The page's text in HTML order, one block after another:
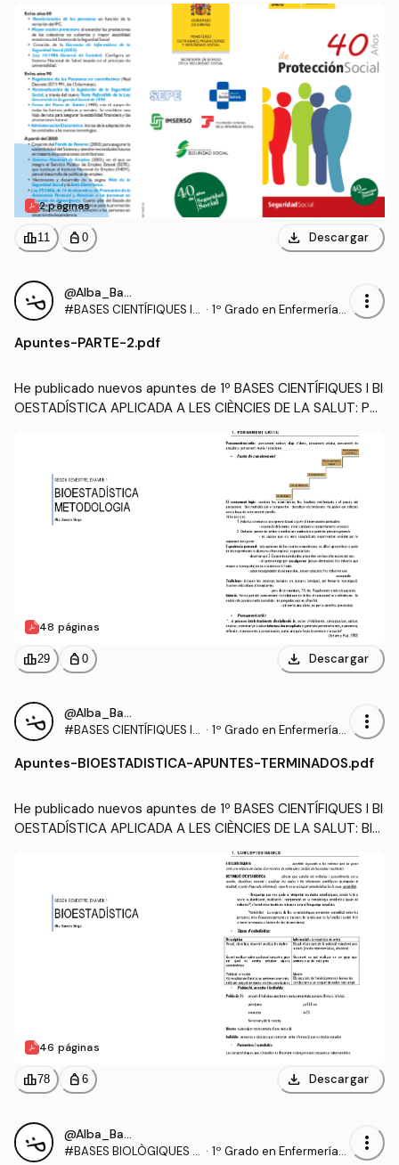
2 páginas
leaderboard11 personal_bag 0 download Descargar
@Alba_Barcons_Berga
#BASES CIENTÍFIQUES I
DA A LES CIÈNCIES DE LA
· 1º Grado en Enfermería
more_vert
Apuntes-PARTE-2.pdf
He publicado nuevos apuntes de 1º BASES CIENTÍFIQUES I BI
OESTADÍSTICA APLICADA A LES CIÈNCIES DE LA SALUT: PA
48 páginas
leaderboard29 personal_bag 0 download Descargar
@Alba_Barcons_Berga
#BASES CIENTÍFIQUES I
DA A LES CIÈNCIES DE LA
· 1º Grado en Enfermería
more_vert
Apuntes-BIOESTADISTICA-APUNTES-TERMINADOS.pdf
He publicado nuevos apuntes de 1º BASES CIENTÍFIQUES I BI
OESTADÍSTICA APLICADA A LES CIÈNCIES DE LA SALUT: BIO
ESTADISTICA-APUNTES-TERMINADOS.pdf
46 páginas
leaderboard78 personal_bag 6 download Descargar
@Alba_Barcons_Berga
#BASES BIOLÒGIQUES P
· 1º Grado en Enfermería
more_vert